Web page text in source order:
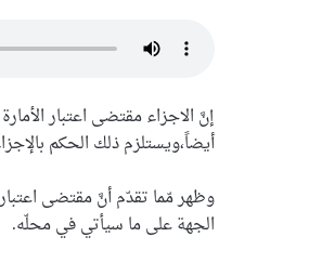
إنَّ الاجزاء مقتضى اعتبار
أيضاً،ويستلزم ذلك الحكم
وظهر مّما تقدّم أنَّ مقتضى
الجهة على ما سيأتي في محلّه.